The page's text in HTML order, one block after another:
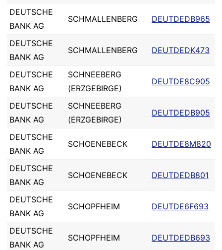
DEUTSCHE
BANK AG
SCHMALLENBERG DEUTDEDB965
DEUTSCHE
BANK AG
SCHMALLENBERG DEUTDEDK473
DEUTSCHE
BANK AG
SCHNEEBERG
(ERZGEBIRGE)
DEUTDE8C905
DEUTSCHE
BANK AG
SCHNEEBERG
(ERZGEBIRGE)
DEUTDEDB905
DEUTSCHE
BANK AG
SCHOENEBECK DEUTDE8M820
DEUTSCHE
BANK AG
SCHOENEBECK DEUTDEDB801
DEUTSCHE
BANK AG
SCHOPFHEIM DEUTDE6F693
DEUTSCHE
BANK AG
SCHOPFHEIM DEUTDEDB693